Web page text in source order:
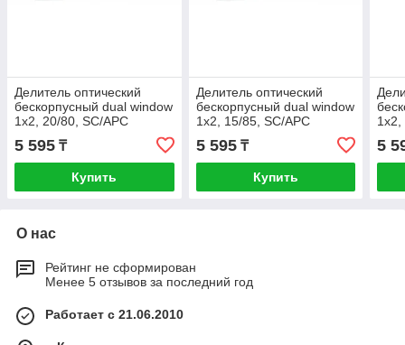
Делитель оптический
бескорпусный dual window
1х2, 20/80, SC/APC
5 595 ₸
Купить
Делитель оптический
бескорпусный dual window
1х2, 15/85, SC/APC
5 595₸
Купить
1х2,
5
О нас
Рейтинг не сформирован
Менее 5 отзывов за последний год
Работает с 21.06.2010